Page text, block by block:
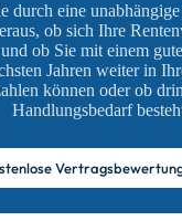
durch eine
ob sich Ihre
ob Sie mit einem
Jahren weiter in
können oder ob
Handlungsbedarf